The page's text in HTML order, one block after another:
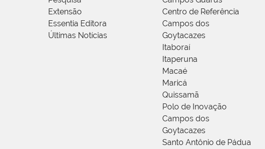
Extensão
Essentia Editora
Últimas Notícias
Centro de Referência
Campos dos
Goytacazes
Itaboraí
Itaperuna
Macaé
Maricá
Quissamã
Polo de Inovação
Campos dos
Goytacazes
Santo Antônio de Pádua